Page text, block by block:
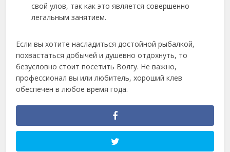
свой улов, так как это является совершенно
легальным занятием.
Если вы хотите насладиться достойной рыбалкой,
похвастаться добычей и душевно отдохнуть, то
безусловно стоит посетить Волгу. Не важно,
профессионал вы или любитель, хороший клев
обеспечен в любое время года.